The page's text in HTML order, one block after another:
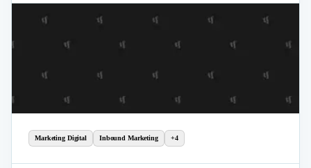
Marketing Digital Inbound Marketing +4